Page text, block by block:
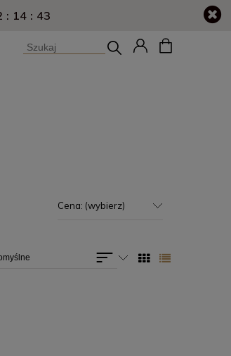
: 14 : 43
Cena: (wybierz)